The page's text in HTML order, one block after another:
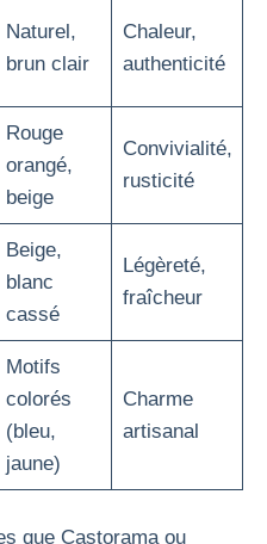
Naturel,
brun clair
Chaleur,
authenticité
Rouge
orangé,
beige
Convivialité,
rusticité
Beige,
blanc
cassé
Légèreté,
fraîcheur
Motifs
colorés
(bleu,
jaune)
Charme
artisanal
que Castorama ou